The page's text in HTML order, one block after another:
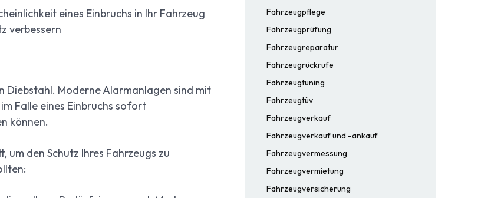
eines Einbruchs in Ihr Fahrzeug
verbessern
Diebstahl. Moderne Alarmanlagen sind mit
Falle eines Einbruchs sofort
können.
den Schutz Ihres Fahrzeugs zu
Fahrzeugpflege
Fahrzeugprüfung
Fahrzeugreparatur
Fahrzeugrückrufe
Fahrzeugtuning
Fahrzeugtüv
Fahrzeugverkauf
Fahrzeugverkauf und -ankauf
Fahrzeugvermessung
Fahrzeugvermietung
Fahrzeugversicherung